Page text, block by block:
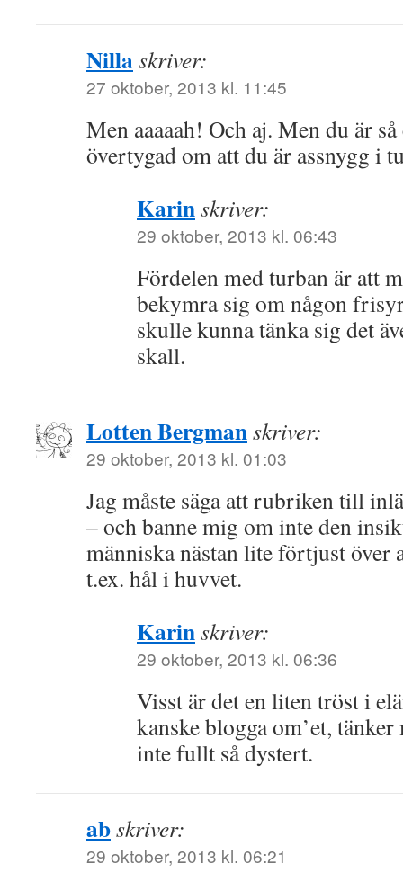
Nillaskriver:
27 oktober, 2013 kl. 11:45
Men aaaaah! Och aj. Men du är
övertygad om att du är assnygg i
Karinskriver:
29 oktober, 2013 kl. 06:43
Fördelen med turban är att
bekymra sig om någon
skulle kunna tänka sig det
skall.
Lotten Bergmanskriver:
29 oktober, 2013 kl. 01:03
Jag måste säga att rubriken till
– och banne mig om inte den
människa nästan lite förtjust över
t.ex. hål i huvvet.
Karinskriver:
29 oktober, 2013 kl. 06:36
Visst är det en liten tröst i
kanske blogga om’et,
inte fullt så dystert.
abskriver:
29 oktober, 2013 kl. 06:21